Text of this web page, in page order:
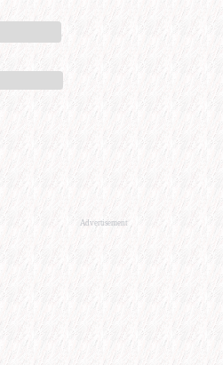
Advertisement